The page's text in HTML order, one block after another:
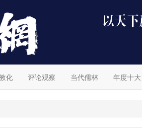
化 评论观察 当代儒林 年度十大